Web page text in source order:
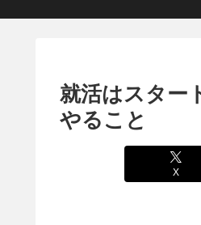
就活はスター
やること
X